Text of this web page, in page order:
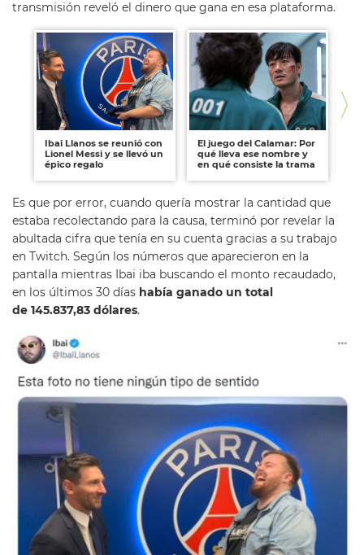
transmisión reveló el dinero que gana en esa plataforma.
Ibai Llanos se reunió con
Lionel Messi y se llevó un
épico regalo
El juego del Calamar: Por
qué lleva ese nombre y
en qué consiste la trama
Es que por error, cuando quería mostrar la cantidad que
estaba recolectando para la causa, terminó por revelar la
abultada cifra que tenía en su cuenta gracias a su trabajo
en Twitch. Según los números que aparecieron en la
pantalla mientras Ibai iba buscando el monto recaudado,
en los últimos 30 días había ganado un total
de 145.837,83 dólares.